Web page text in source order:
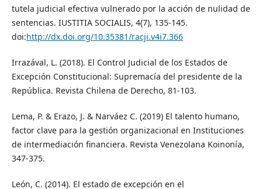
tutela judicial efectiva vulnerado por la acción de nulidad de
sentencias. IUSTITIA SOCIALIS, 4(7), 135-145.
doi:http://dx.doi.org/10.35381/racji.v4i7.366
Irrazával, L. (2018). El Control Judicial de los Estados de
Excepción Constitucional: Supremacía del presidente de la
República. Revista Chilena de Derecho, 81-103.
Lema, P. & Erazo, J. & Narváez C. (2019) El talento humano,
factor clave para la gestión organizacional en Instituciones
de intermediación financiera. Revista Venezolana Koinonía,
347-375.
León, C. (2014). El estado de excepción en el